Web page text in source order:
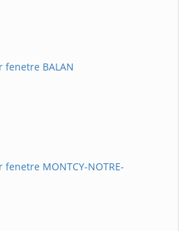
BALAN
MONTCY-NOTRE-